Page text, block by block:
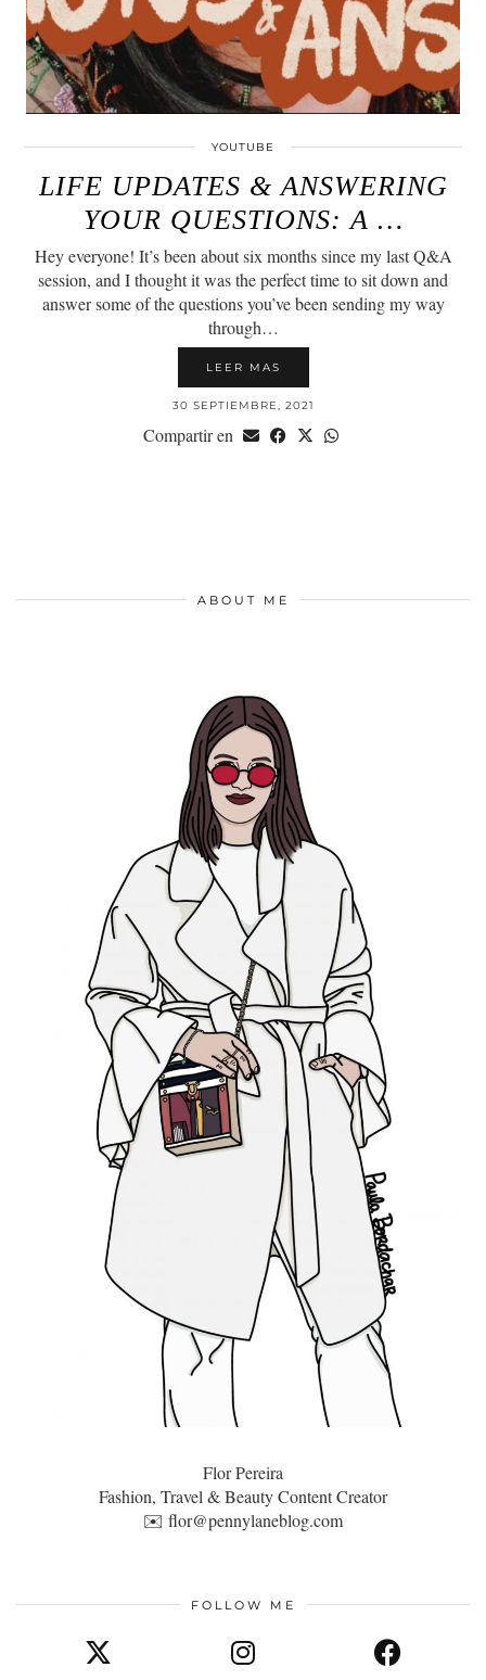
YOUTUBE
LIFE UPDATES & ANSWERING
YOUR QUESTIONS: A …
Hey everyone! It’s been about six months since my last Q&A
session, and I thought it was the perfect time to sit down and
answer some of the questions you’ve been sending my way
through…
LEER MAS
30 SEPTIEMBRE, 2021
Compartir en
ABOUT ME
Flor Pereira
Fashion, Travel & Beauty Content Creator
✉️ flor@pennylaneblog.com
FOLLOW ME